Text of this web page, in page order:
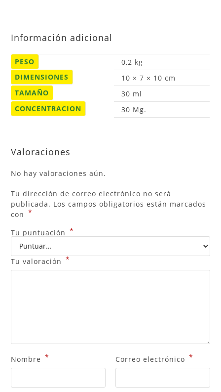
Información adicional
PESO
0,2 kg
DIMENSIONES
10 × 7 × 10 cm
TAMAÑO
30 ml
CONCENTRACION
30 Mg.
Valoraciones
No hay valoraciones aún.
Tu dirección de correo electrónico no será
publicada. Los campos obligatorios están marcados
con *
Tu puntuación *
Tu valoración *
Nombre * Correo electrónico *